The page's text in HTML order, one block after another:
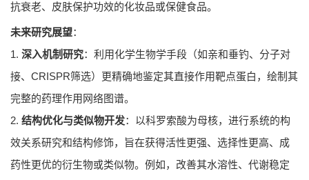
抗衰老、皮肤保护功效的化妆品或保健食品。
未来研究展望：
1. 深入机制研究：利用化学生物学手段（如亲和垂钓、分子对
接、CRISPR筛选）更精确地鉴定其直接作用靶点蛋白，绘制其
完整的药理作用网络图谱。
2. 结构优化与类似物开发：以科罗索酸为母核，进行系统的构
效关系研究和结构修饰，旨在获得活性更强、选择性更高、成
药性更优的衍生物或类似物。例如，改善其水溶性、代谢稳定